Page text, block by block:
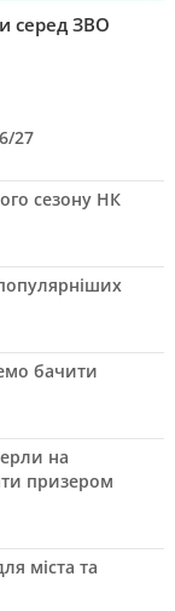
серед ЗВО
27
сезону НК
бачити
на
призером
міста та